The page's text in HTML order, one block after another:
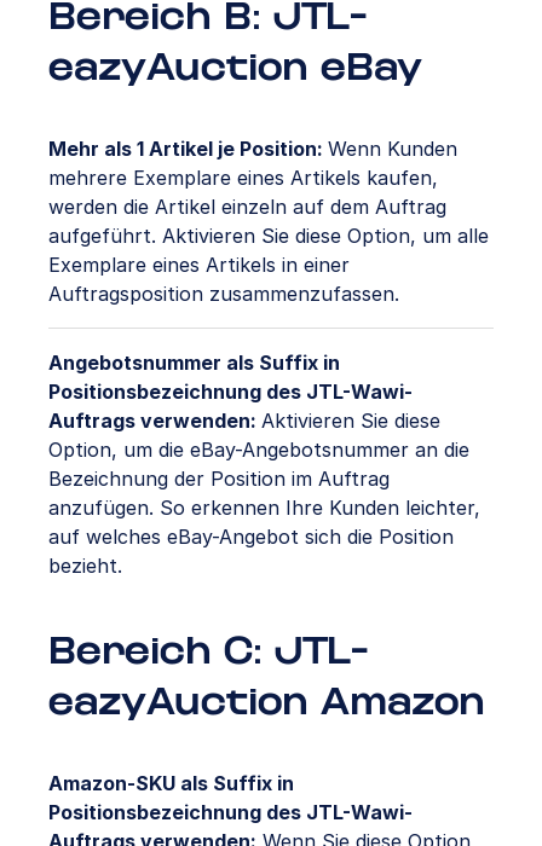
Bereich B: JTL-
eazyAuction eBay
Mehr als 1 Artikel je Position: Wenn Kunden
mehrere Exemplare eines Artikels kaufen,
werden die Artikel einzeln auf dem Auftrag
aufgeführt. Aktivieren Sie diese Option, um alle
Exemplare eines Artikels in einer
Auftragsposition zusammenzufassen.
Angebotsnummer als Suffix in
Positionsbezeichnung des JTL-Wawi-
Auftrags verwenden: Aktivieren Sie diese
Option, um die eBay-Angebotsnummer an die
Bezeichnung der Position im Auftrag
anzufügen. So erkennen Ihre Kunden leichter,
auf welches eBay-Angebot sich die Position
bezieht.
Bereich C: JTL-
eazyAuction Amazon
Amazon-SKU als Suffix in
Positionsbezeichnung des JTL-Wawi-
Auftrags verwenden: Wenn Sie diese Option